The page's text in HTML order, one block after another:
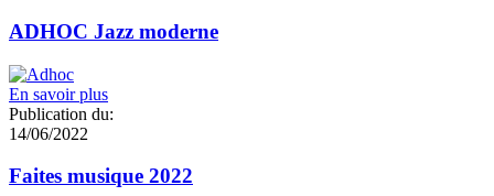
ADHOC Jazz moderne
En savoir plus
Publication du:
14/06/2022
Faites musique 2022